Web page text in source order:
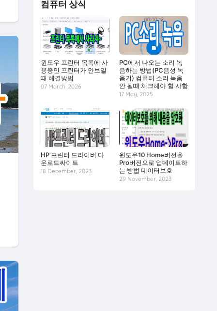
컴퓨터 상식
윈도우 프린터 목록에 사
용중인 프린터가 안보일
때 해결방법
07 March, 2026
PC에서 나오는 소리 녹
음하는 방법(PC음성 녹
음기) 컴퓨터 소리 녹음
안 될때 체크해야 할 사항
17 May, 2025
HP 프린터 드라이버 다
운로드싸이트
18 December, 2023
윈도우10 Home버전을
Pro버전으로 업데이트하
는 방법 데이터보호
29 November, 2023